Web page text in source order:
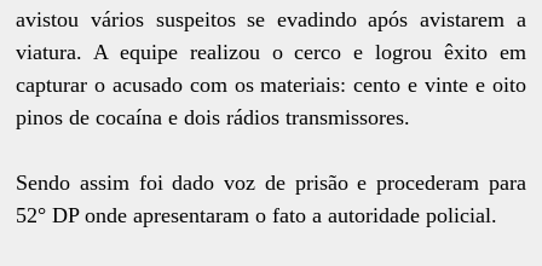
avistou vários suspeitos se evadindo após avistarem a
viatura. A equipe realizou o cerco e logrou êxito em
capturar o acusado com os materiais: cento e vinte e oito
pinos de cocaína e dois rádios transmissores.
Sendo assim foi dado voz de prisão e procederam para
52° DP onde apresentaram o fato a autoridade policial.